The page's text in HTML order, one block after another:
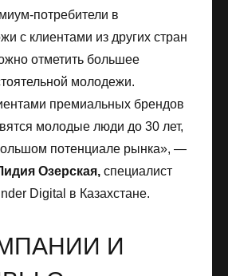
потребители в
с клиентами из других стран
отметить большее
молодежи.
премиальных брендов
молодые люди до 30 лет,
потенциале рынка», —
Озерская, специалист
Digital в Казахстане.